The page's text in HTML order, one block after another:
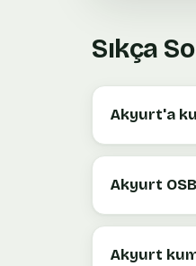
Sıkça
Akyurt'a
Akyurt
Akyurt